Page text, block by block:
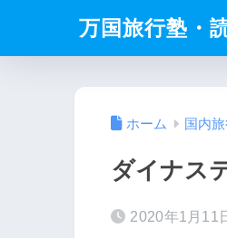
万国旅行塾・
ホーム 国内
ダイナス
2020年1月11